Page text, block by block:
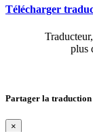
Télécharger
plus
Partager la traduction
×